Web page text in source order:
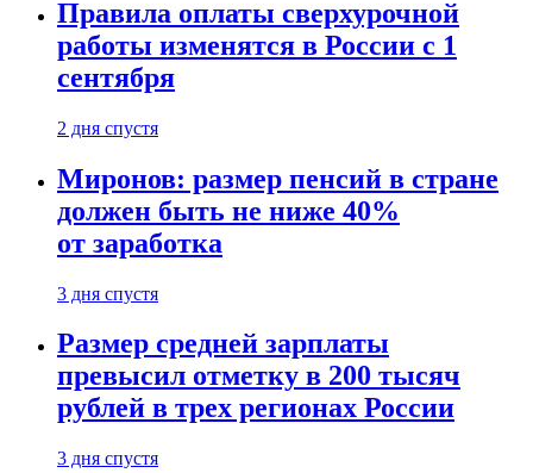
Правила оплаты сверхурочной
работы изменятся в России с 1
сентября
2 дня спустя
Миронов: размер пенсий в стране
должен быть не ниже 40%
от заработка
3 дня спустя
Размер средней зарплаты
превысил отметку в 200 тысяч
рублей в трех регионах России
3 дня спустя